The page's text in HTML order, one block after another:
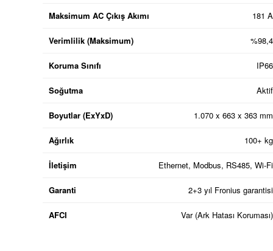
Maksimum AC Çıkış Akımı 181 A
Verimlilik (Maksimum) %98,4
Koruma Sınıfı IP66
Soğutma Aktif
Boyutlar (ExYxD) 1.070 x 663 x 363 mm
Ağırlık 100+ kg
İletişim Ethernet, Modbus, RS485, Wi-Fi
Garanti 2+3 yıl Fronius garantisi
AFCI Var (Ark Hatası Koruması)